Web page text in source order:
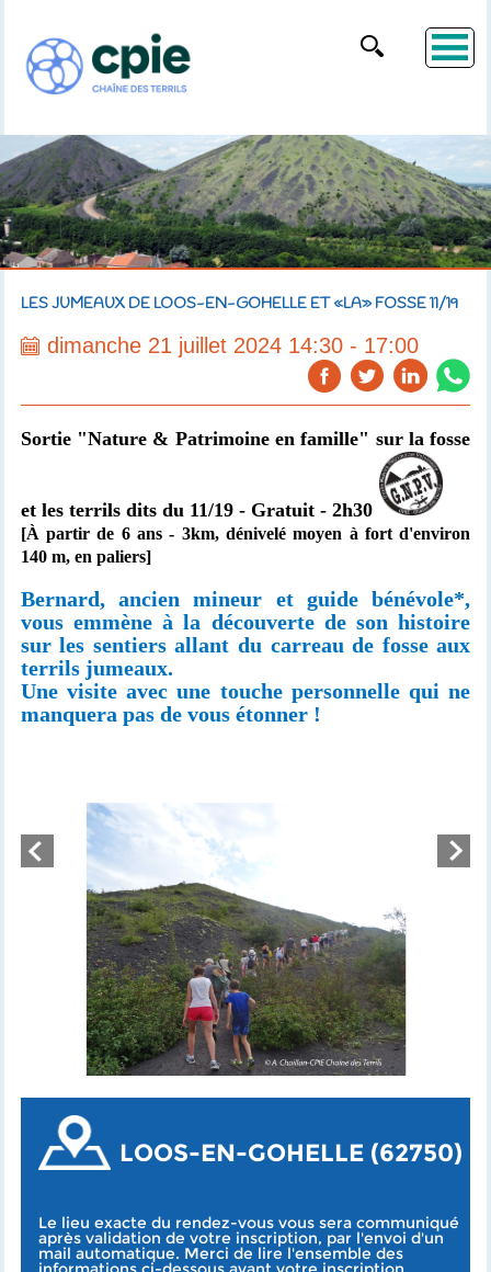
LES JUMEAUX DE LOOS-EN-GOHELLE ET «LA» FOSSE 11/19
dimanche 21 juillet 2024 14:30 - 17:00
Sortie "Nature & Patrimoine en famille" sur la fosse
et les terrils dits du 11/19 - Gratuit - 2h30
[À partir de 6 ans - 3km,dénivelé moyen à fort d'environ
140 m, en paliers]
Bernard, ancien mineur et guide bénévole*,
vous emmène à la découverte de son histoire
sur les sentiers allant du carreau de fosse aux
terrils jumeaux.
Une visite avec une touche personnelle qui ne
manquera pas de vous étonner !
LOOS-EN-GOHELLE (62750)
Le lieu exacte du rendez-vous vous sera communiqué
après validation de votre inscription, par l'envoi d'un
mail automatique. Merci de lire l'ensemble des